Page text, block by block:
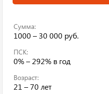
Сумма:
1000 – 30 000 руб.
ПСК:
0% – 292% в год
Возраст:
21 – 70 лет